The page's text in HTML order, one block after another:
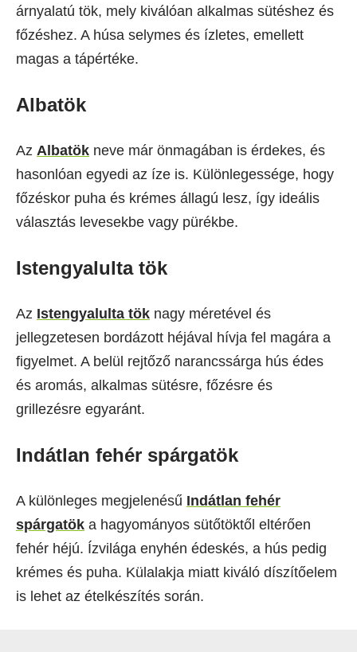
árnyalatú tök, mely kiválóan alkalmas sütéshez és
főzéshez. A húsa selymes és ízletes, emellett
magas a tápértéke.
Albatök
Az Albatök neve már önmagában is érdekes, és
hasonlóan egyedi az íze is. Különlegessége, hogy
főzéskor puha és krémes állagú lesz, így ideális
választás levesekbe vagy pürékbe.
Istengyalulta tök
Az Istengyalulta tök nagy méretével és
jellegzetesen bordázott héjával hívja fel magára a
figyelmet. A belül rejtőző narancssárga hús édes
és aromás, alkalmas sütésre, főzésre és
grillezésre egyaránt.
Indátlan fehér spárgatök
A különleges megjelenésű Indátlan fehér
spárgatök a hagyományos sütőtöktől eltérően
fehér héjú. Ízvilága enyhén édeskés, a hús pedig
krémes és puha. Külalakja miatt kiváló díszítőelem
is lehet az ételkészítés során.